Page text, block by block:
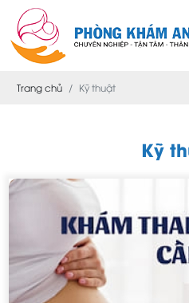
Trang chủ Kỹ thuật
Kỹ